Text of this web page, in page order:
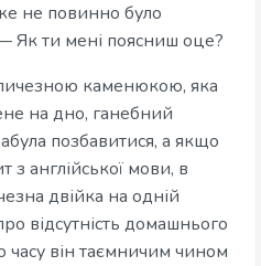
не повинно було
Як ти мені поясниш оце?
каменюкою, яка
на дно, ганебний
позбавитися, а якщо
англійської мови, в
двійка на одній
відсутність домашнього
часу він таємничим чином